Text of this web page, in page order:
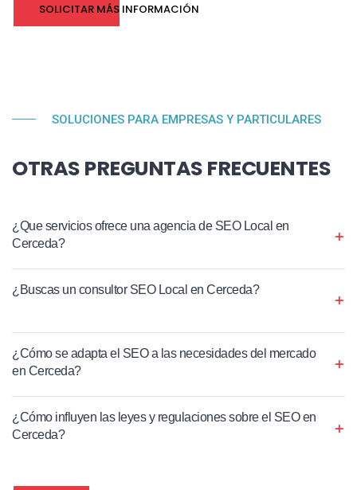
SOLICITAR MÁS INFORMACIÓN
SOLUCIONES PARA EMPRESAS Y PARTICULARES
OTRAS PREGUNTAS FRECUENTES
¿Que servicios ofrece una agencia de SEO Local en
Cerceda?
¿Buscas un consultor SEO Local en Cerceda?
¿Cómo se adapta el SEO a las necesidades del mercado
en Cerceda?
¿Cómo influyen las leyes y regulaciones sobre el SEO en
Cerceda?